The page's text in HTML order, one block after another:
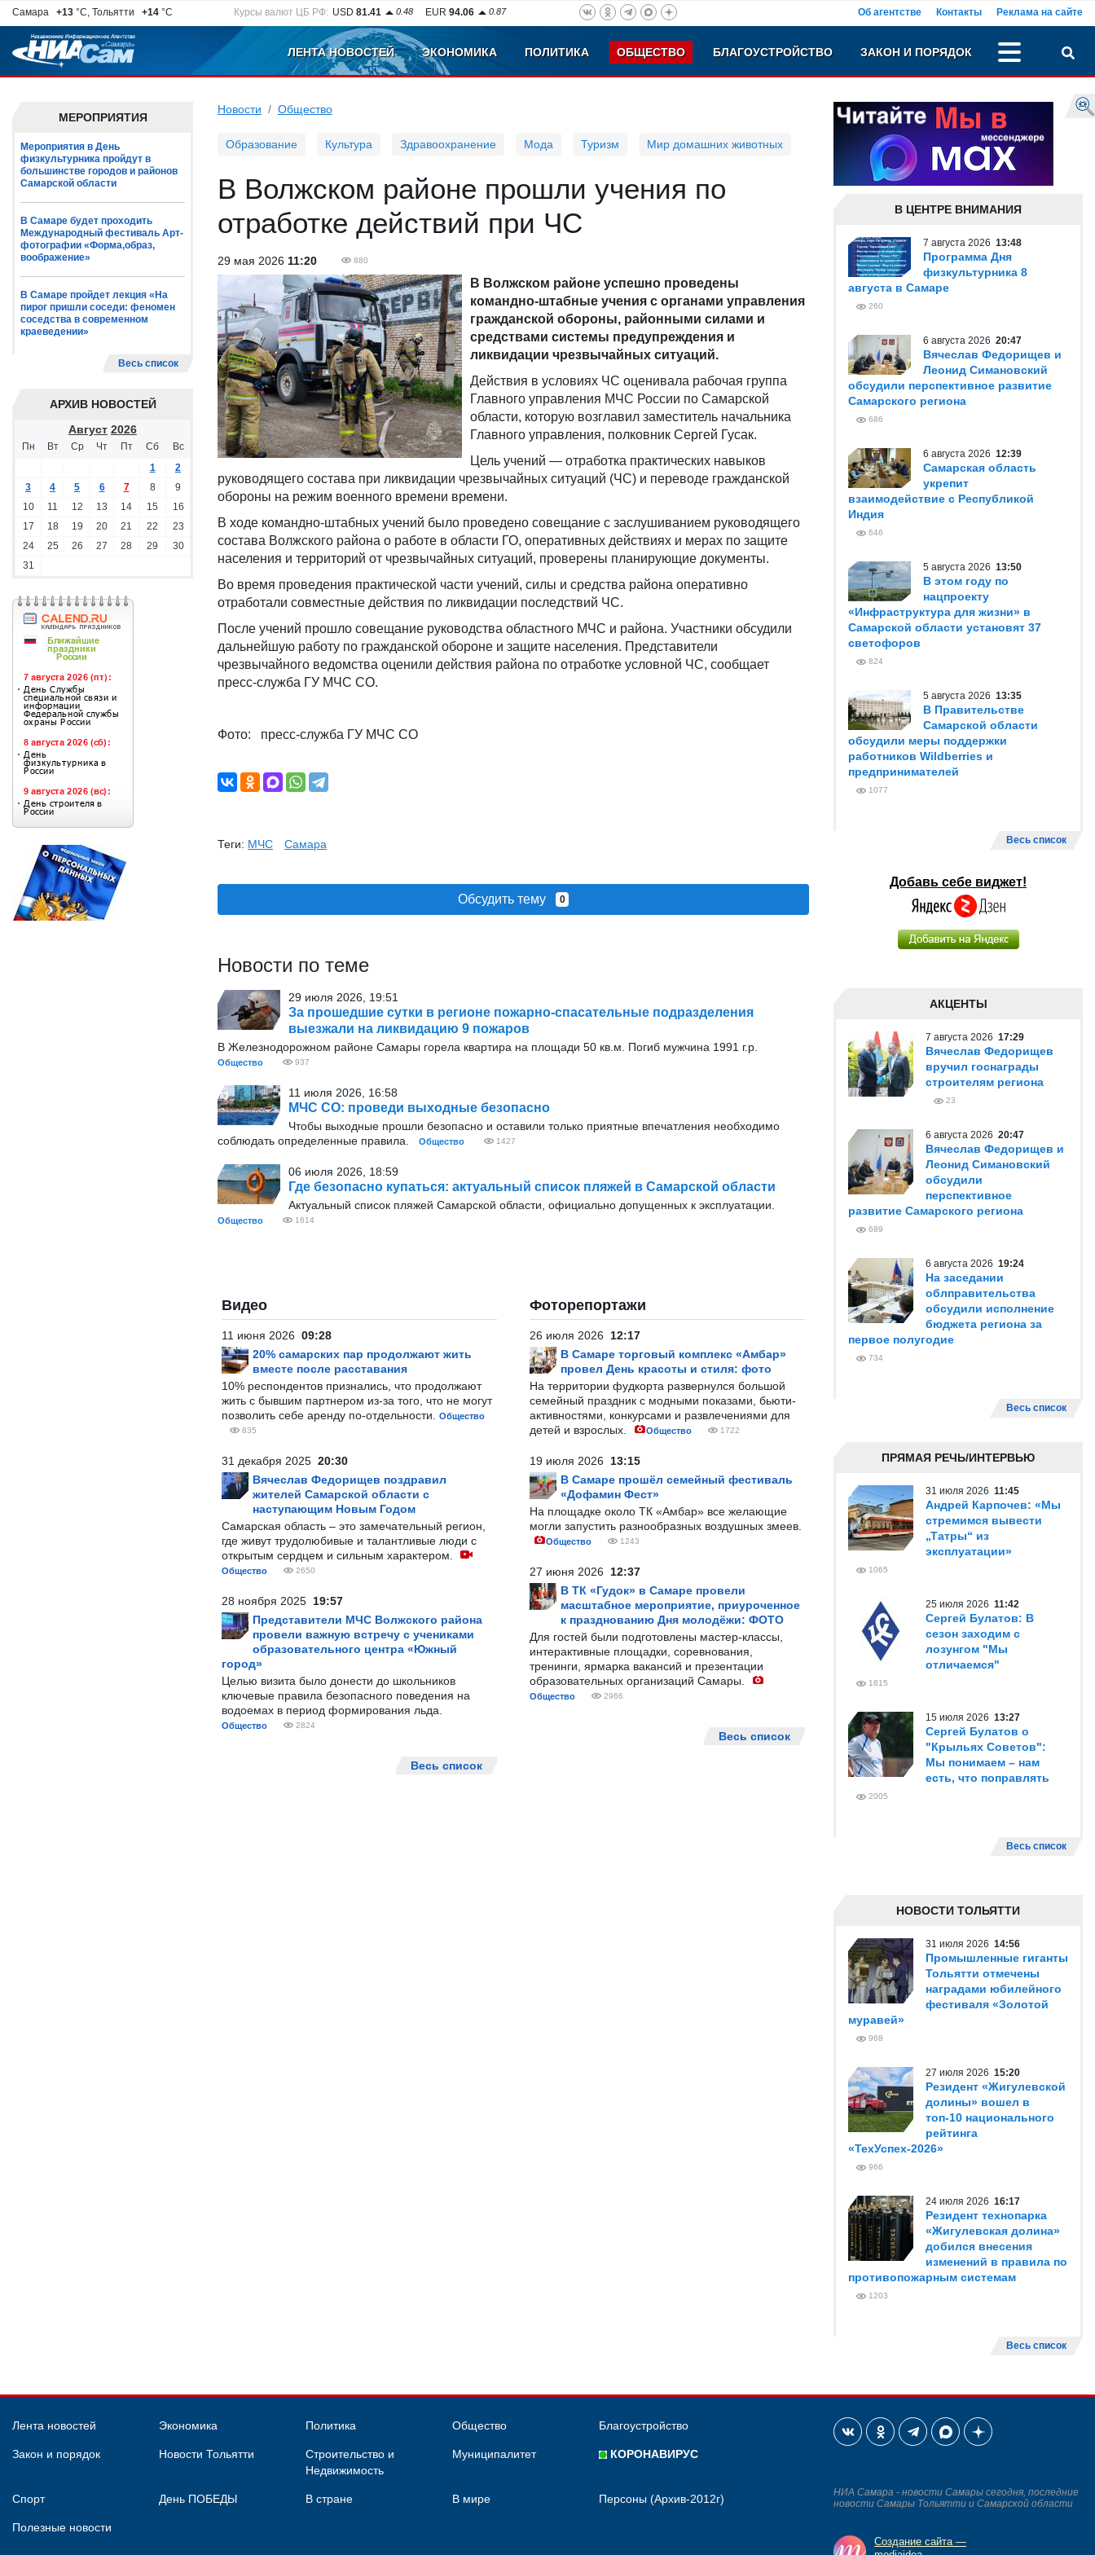
Самара +13 °C, Тольятти +14 °C Курсы валют ЦБ РФ: USD 81.41 0.48 EUR 94.06 0.87 Об агентстве Контакты Реклама на сайте
ЛЕНТА НОВОСТЕЙ ЭКОНОМИКА ПОЛИТИКА ОБЩЕСТВО БЛАГОУСТРОЙСТВО ЗАКОН И ПОРЯДОК
МЕРОПРИЯТИЯ
Мероприятия в День
физкультурника пройдут в
большинстве городов и районов
Самарской области
В Самаре будет проходить
Международный фестиваль Арт-
фотографии «Форма,образ,
воображение»
В Самаре пройдет лекция «На
пирог пришли соседи: феномен
соседства в современном
краеведении»
Весь список
АРХИВ НОВОСТЕЙ
Август 2026
Пн Вт Ср Чт Пт Сб
Вс
1
2
3
4 5 6 7 8
9
10
11 12 13 14 15
16
17
18 19 20 21 22
23
24
25 26 27 28 29
30
31
Новости Общество
Образование Культура Здравоохранение Мода Туризм Мир домашних животных
В Волжском районе прошли учения по
отработке действий при ЧС
29 мая 2026 11:20 880
В Волжском районе успешно проведены
командно-штабные учения с органами управления
гражданской обороны, районными силами и
средствами системы предупреждения и
ликвидации чрезвычайных ситуаций.
Действия в условиях ЧС оценивала рабочая группа
Главного управления МЧС России по Самарской
области, которую возглавил заместитель начальника
Главного управления, полковник Сергей Гусак.
Цель учений — отработка практических навыков
руководящего состава при ликвидации чрезвычайных ситуаций (ЧС) и переводе гражданской
обороны на режим военного времени времени.
В ходе командно-штабных учений было проведено совещание с заслушиванием руководящего
состава Волжского района о работе в области ГО, оперативных действиях и мерах по защите
населения и территорий от чрезвычайных ситуаций, проверены планирующие документы.
Во время проведения практической части учений, силы и средства района оперативно
отработали совместные действия по ликвидации последствий ЧС.
После учений прошло совещание руководства областного МЧС и района. Участники обсудили
дальнейшую работу по гражданской обороне и защите населения. Представители
чрезвычайного ведомства оценили действия района по отработке условной ЧС, сообщает
пресс-служба ГУ МЧС СО.
Фото: пресс-служба ГУ МЧС СО
Теги: МЧС Самара
Обсудить тему 0
Новости по теме
29 июля 2026, 19:51
За прошедшие сутки в регионе пожарно-спасательные подразделения
выезжали на ликвидацию 9 пожаров
В Железнодорожном районе Самары горела квартира на площади 50 кв.м. Погиб мужчина 1991 г.р.
Общество 937
11 июля 2026, 16:58
МЧС СО: проведи выходные безопасно
Чтобы выходные прошли безопасно и оставили только приятные впечатления необходимо
соблюдать определенные правила.
Общество 1427
06 июля 2026, 18:59
Где безопасно купаться: актуальный список пляжей в Самарской области
Актуальный список пляжей Самарской области, официально допущенных к эксплуатации.
Общество 1614
Видео
11 июня 2026 09:28
20% самарских пар продолжают жить
вместе после расставания
10% респондентов признались, что продолжают
жить с бывшим партнером из-за того, что не могут
позволить себе аренду по-отдельности.
Общество
835
31 декабря 2025 20:30
Вячеслав Федорищев поздравил
жителей Самарской области с
наступающим Новым Годом
Самарская область – это замечательный регион,
где живут трудолюбивые и талантливые люди с
открытым сердцем и сильным характером.
Общество 2650
28 ноября 2025 19:57
Представители МЧС Волжского района
провели важную встречу с учениками
образовательного центра «Южный
город»
Целью визита было донести до школьников
ключевые правила безопасного поведения на
водоемах в период формирования льда.
Общество 2824
Весь список
Фоторепортажи
26 июля 2026 12:17
В Самаре торговый комплекс «Амбар»
провел День красоты и стиля: фото
На территории фудкорта развернулся большой
семейный праздник с модными показами, бьюти-
активностями, конкурсами и развлечениями для
детей и взрослых.
Общество 1722
19 июля 2026 13:15
В Самаре прошёл семейный фестиваль
«Дофамин Фест»
На площадке около ТК «Амбар» все желающие
могли запустить разнообразных воздушных змеев.
Общество 1243
27 июня 2026 12:37
В ТК «Гудок» в Самаре провели
масштабное мероприятие, приуроченное
к празднованию Дня молодёжи: ФОТО
Для гостей были подготовлены мастер-классы,
интерактивные площадки, соревнования,
тренинги, ярмарка вакансий и презентации
образовательных организаций Самары.
Общество 2966
Весь список
В ЦЕНТРЕ ВНИМАНИЯ
7 августа 2026 13:48
Программа Дня
физкультурника 8
августа в Самаре
260
6 августа 2026 20:47
Вячеслав Федорищев и
Леонид Симановский
обсудили перспективное развитие
Самарского региона
686
6 августа 2026 12:39
Самарская область
укрепит
взаимодействие с Республикой
Индия
646
5 августа 2026 13:50
В этом году по
нацпроекту
«Инфраструктура для жизни» в
Самарской области установят 37
светофоров
824
5 августа 2026 13:35
В Правительстве
Самарской области
обсудили меры поддержки
работников Wildberries и
предпринимателей
1077
Весь список
Добавь себе виджет!
АКЦЕНТЫ
7 августа 2026 17:29
Вячеслав Федорищев
вручил госнаграды
строителям региона
23
6 августа 2026 20:47
Вячеслав Федорищев и
Леонид Симановский
обсудили
перспективное
развитие Самарского региона
689
6 августа 2026 19:24
На заседании
облправительства
обсудили исполнение
бюджета региона за
первое полугодие
734
Весь список
ПРЯМАЯ РЕЧЬ/ИНТЕРВЬЮ
31 июля 2026 11:45
Андрей Карпочев: «Мы
стремимся вывести
„Татры“ из
эксплуатации»
1065
25 июля 2026 11:42
Сергей Булатов: В
сезон заходим с
лозунгом "Мы
отличаемся"
1815
15 июля 2026 13:27
Сергей Булатов о
"Крыльях Советов":
Мы понимаем – нам
есть, что поправлять
2005
Весь список
НОВОСТИ ТОЛЬЯТТИ
31 июля 2026 14:56
Промышленные гиганты
Тольятти отмечены
наградами юбилейного
фестиваля «Золотой
муравей»
968
27 июля 2026 15:20
Резидент «Жигулевской
долины» вошел в
топ-10 национального
рейтинга
«ТехУспех-2026»
966
24 июля 2026 16:17
Резидент технопарка
«Жигулевская долина»
добился внесения
изменений в правила по
противопожарным системам
1203
Весь список
Лента новостей Экономика Политика Общество Благоустройство
Закон и порядок Новости Тольятти
Строительство и
Недвижимость
Муниципалитет КОРОНАВИРУС
Спорт День ПОБЕДЫ В стране В мире Персоны (Архив-2012г)
Полезные новости
НИА Самара - новости Самары сегодня, последние
новости Самары Тольятти и Самарской области
Создание сайта —